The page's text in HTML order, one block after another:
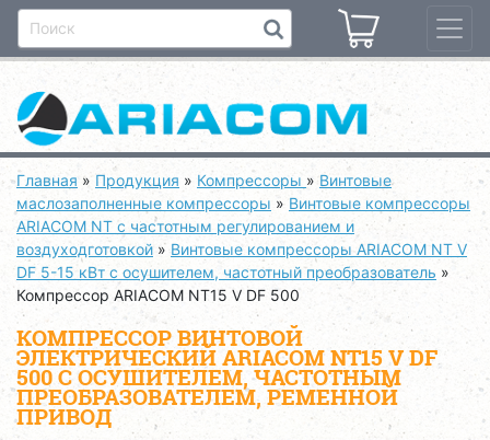
Главная » Продукция » Компрессоры » Винтовые
маслозаполненные компрессоры » Винтовые компрессоры
ARIACOM NT с частотным регулированием и
воздуходготовкой » Винтовые компрессоры ARIACOM NT V
DF 5-15 кВт с осушителем, частотный преобразователь »
Компрессор ARIACOM NT15 V DF 500
КОМПРЕССОР ВИНТОВОЙ
ЭЛЕКТРИЧЕСКИЙ ARIACOM NT15 V DF
500 С ОСУШИТЕЛЕМ, ЧАСТОТНЫМ
ПРЕОБРАЗОВАТЕЛЕМ, РЕМЕННОЙ
ПРИВОД